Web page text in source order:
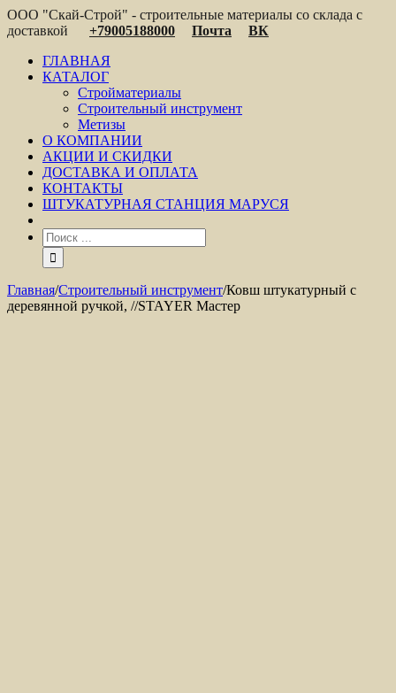
ООО "Скай-Строй" - строительные материалы со склада с
доставкой
+79005188000 Почта
ВК
ГЛАВНАЯ
КАТАЛОГ
Стройматериалы
Строительный инструмент
Метизы
О КОМПАНИИ
АКЦИИ И СКИДКИ
ДОСТАВКА И ОПЛАТА
КОНТАКТЫ
ШТУКАТУРНАЯ СТАНЦИЯ МАРУСЯ
Главная/Строительный инструмент/Ковш штукатурный с
деревянной ручкой, //STAYER Мастер